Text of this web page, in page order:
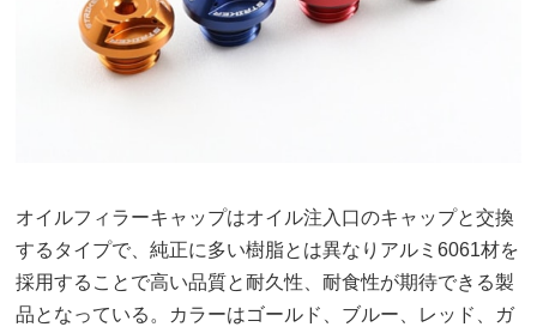
オイルフィラーキャップはオイル注入口のキャップと交換
するタイプで、純正に多い樹脂とは異なりアルミ6061材を
採用することで高い品質と耐久性、耐食性が期待できる製
品となっている。カラーはゴールド、ブルー、レッド、ガ